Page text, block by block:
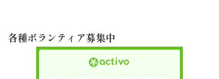
各種ボランティア募集中